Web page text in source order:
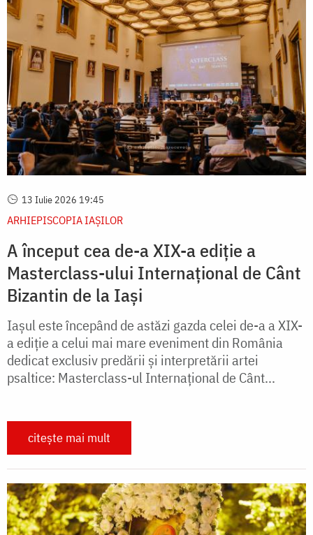
13 Iulie 2026 19:45
ARHIEPISCOPIA IAŞILOR
A început cea de-a XIX-a ediție a
Masterclass-ului Internațional de Cânt
Bizantin de la Iași
Iașul este începând de astăzi gazda celei de-a a XIX-
a ediție a celui mai mare eveniment din România
dedicat exclusiv predării și interpretării artei
psaltice: Masterclass-ul Internațional de Cânt...
citește mai mult